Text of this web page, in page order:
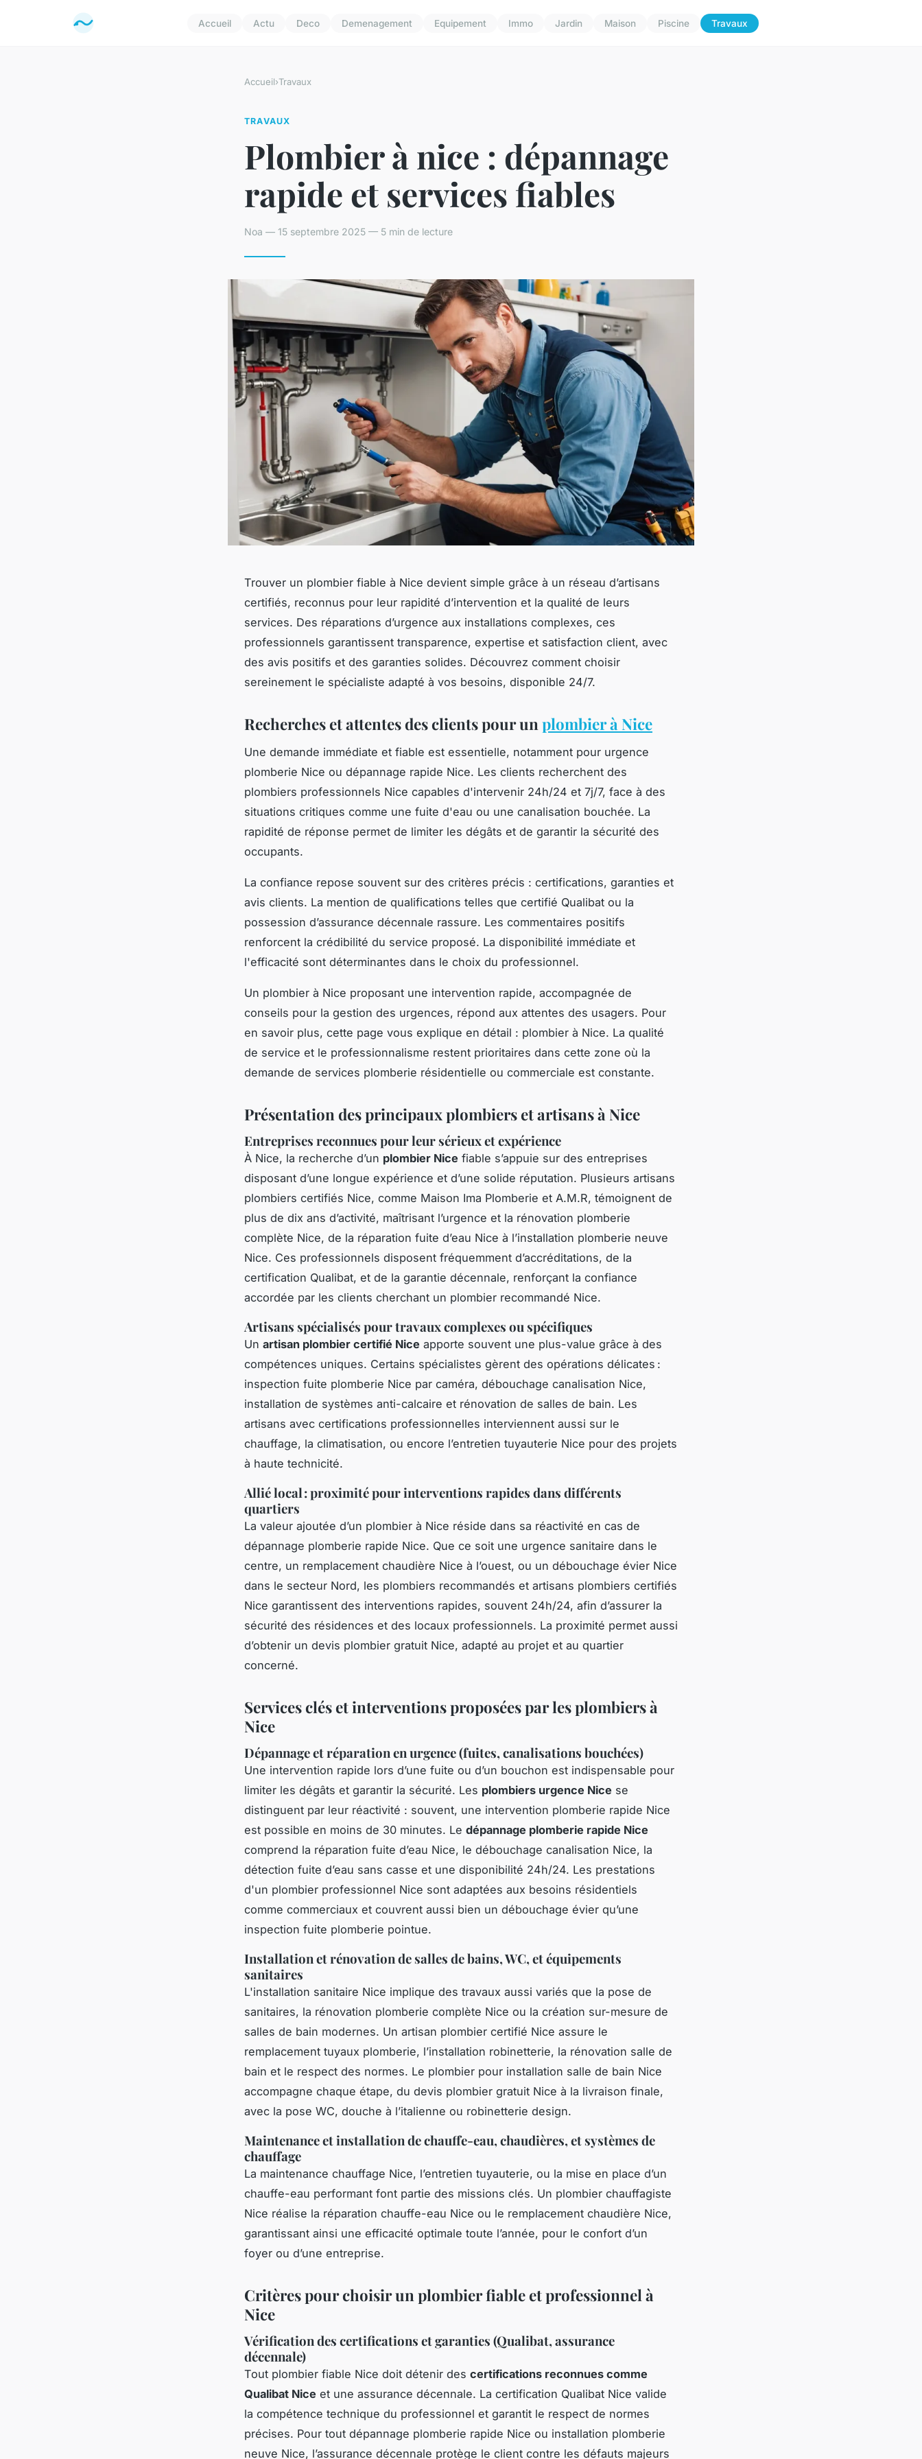
Accueil Actu Deco Demenagement Equipement Immo Jardin Maison Piscine Travaux
Accueil›Travaux
TRAVAUX
Plombier à nice : dépannage
rapide et services fiables
Noa — 15 septembre 2025 — 5 min de lecture
Trouver un plombier fiable à Nice devient simple grâce à un réseau d’artisans
certifiés, reconnus pour leur rapidité d’intervention et la qualité de leurs
services. Des réparations d’urgence aux installations complexes, ces
professionnels garantissent transparence, expertise et satisfaction client, avec
des avis positifs et des garanties solides. Découvrez comment choisir
sereinement le spécialiste adapté à vos besoins, disponible 24/7.
Recherches et attentes des clients pour unplombier à Nice
Une demande immédiate et fiable est essentielle, notamment pour urgence
plomberie Nice ou dépannage rapide Nice. Les clients recherchent des
plombiers professionnels Nice capables d'intervenir 24h/24 et 7j/7, face à des
situations critiques comme une fuite d'eau ou une canalisation bouchée. La
rapidité de réponse permet de limiter les dégâts et de garantir la sécurité des
occupants.
La confiance repose souvent sur des critères précis : certifications, garanties et
avis clients. La mention de qualifications telles que certifié Qualibat ou la
possession d’assurance décennale rassure. Les commentaires positifs
renforcent la crédibilité du service proposé. La disponibilité immédiate et
l'efficacité sont déterminantes dans le choix du professionnel.
Un plombier à Nice proposant une intervention rapide, accompagnée de
conseils pour la gestion des urgences, répond aux attentes des usagers. Pour
en savoir plus, cette page vous explique en détail : plombier à Nice. La qualité
de service et le professionnalisme restent prioritaires dans cette zone où la
demande de services plomberie résidentielle ou commerciale est constante.
Présentation des principaux plombiers et artisans à Nice
Entreprises reconnues pour leur sérieux et expérience
À Nice, la recherche d’un plombier Nice fiable s’appuie sur des entreprises
disposant d’une longue expérience et d’une solide réputation. Plusieurs artisans
plombiers certifiés Nice, comme Maison Ima Plomberie et A.M.R, témoignent de
plus de dix ans d’activité, maîtrisant l’urgence et la rénovation plomberie
complète Nice, de la réparation fuite d’eau Nice à l’installation plomberie neuve
Nice. Ces professionnels disposent fréquemment d’accréditations, de la
certification Qualibat, et de la garantie décennale, renforçant la confiance
accordée par les clients cherchant un plombier recommandé Nice.
Artisans spécialisés pour travaux complexes ou spécifiques
Un artisan plombier certifié Nice apporte souvent une plus-value grâce à des
compétences uniques. Certains spécialistes gèrent des opérations délicates :
inspection fuite plomberie Nice par caméra, débouchage canalisation Nice,
installation de systèmes anti-calcaire et rénovation de salles de bain. Les
artisans avec certifications professionnelles interviennent aussi sur le
chauffage, la climatisation, ou encore l’entretien tuyauterie Nice pour des projets
à haute technicité.
Allié local : proximité pour interventions rapides dans différents
quartiers
La valeur ajoutée d’un plombier à Nice réside dans sa réactivité en cas de
dépannage plomberie rapide Nice. Que ce soit une urgence sanitaire dans le
centre, un remplacement chaudière Nice à l’ouest, ou un débouchage évier Nice
dans le secteur Nord, les plombiers recommandés et artisans plombiers certifiés
Nice garantissent des interventions rapides, souvent 24h/24, afin d’assurer la
sécurité des résidences et des locaux professionnels. La proximité permet aussi
d’obtenir un devis plombier gratuit Nice, adapté au projet et au quartier
concerné.
Services clés et interventions proposées par les plombiers à
Nice
Dépannage et réparation en urgence (fuites, canalisations bouchées)
Une intervention rapide lors d’une fuite ou d’un bouchon est indispensable pour
limiter les dégâts et garantir la sécurité. Les plombiers urgence Nice se
distinguent par leur réactivité : souvent, une intervention plomberie rapide Nice
est possible en moins de 30 minutes. Le dépannage plomberie rapide Nice
comprend la réparation fuite d’eau Nice, le débouchage canalisation Nice, la
détection fuite d’eau sans casse et une disponibilité 24h/24. Les prestations
d'un plombier professionnel Nice sont adaptées aux besoins résidentiels
comme commerciaux et couvrent aussi bien un débouchage évier qu’une
inspection fuite plomberie pointue.
Installation et rénovation de salles de bains, WC, et équipements
sanitaires
L'installation sanitaire Nice implique des travaux aussi variés que la pose de
sanitaires, la rénovation plomberie complète Nice ou la création sur-mesure de
salles de bain modernes. Un artisan plombier certifié Nice assure le
remplacement tuyaux plomberie, l’installation robinetterie, la rénovation salle de
bain et le respect des normes. Le plombier pour installation salle de bain Nice
accompagne chaque étape, du devis plombier gratuit Nice à la livraison finale,
avec la pose WC, douche à l’italienne ou robinetterie design.
Maintenance et installation de chauffe-eau, chaudières, et systèmes de
chauffage
La maintenance chauffage Nice, l’entretien tuyauterie, ou la mise en place d’un
chauffe-eau performant font partie des missions clés. Un plombier chauffagiste
Nice réalise la réparation chauffe-eau Nice ou le remplacement chaudière Nice,
garantissant ainsi une efficacité optimale toute l’année, pour le confort d’un
foyer ou d’une entreprise.
Critères pour choisir un plombier fiable et professionnel à
Nice
Vérification des certifications et garanties (Qualibat, assurance
décennale)
Tout plombier fiable Nice doit détenir des certifications reconnues comme
Qualibat Nice et une assurance décennale. La certification Qualibat Nice valide
la compétence technique du professionnel et garantit le respect de normes
précises. Pour tout dépannage plomberie rapide Nice ou installation plomberie
neuve Nice, l’assurance décennale protège le client contre les défauts majeurs